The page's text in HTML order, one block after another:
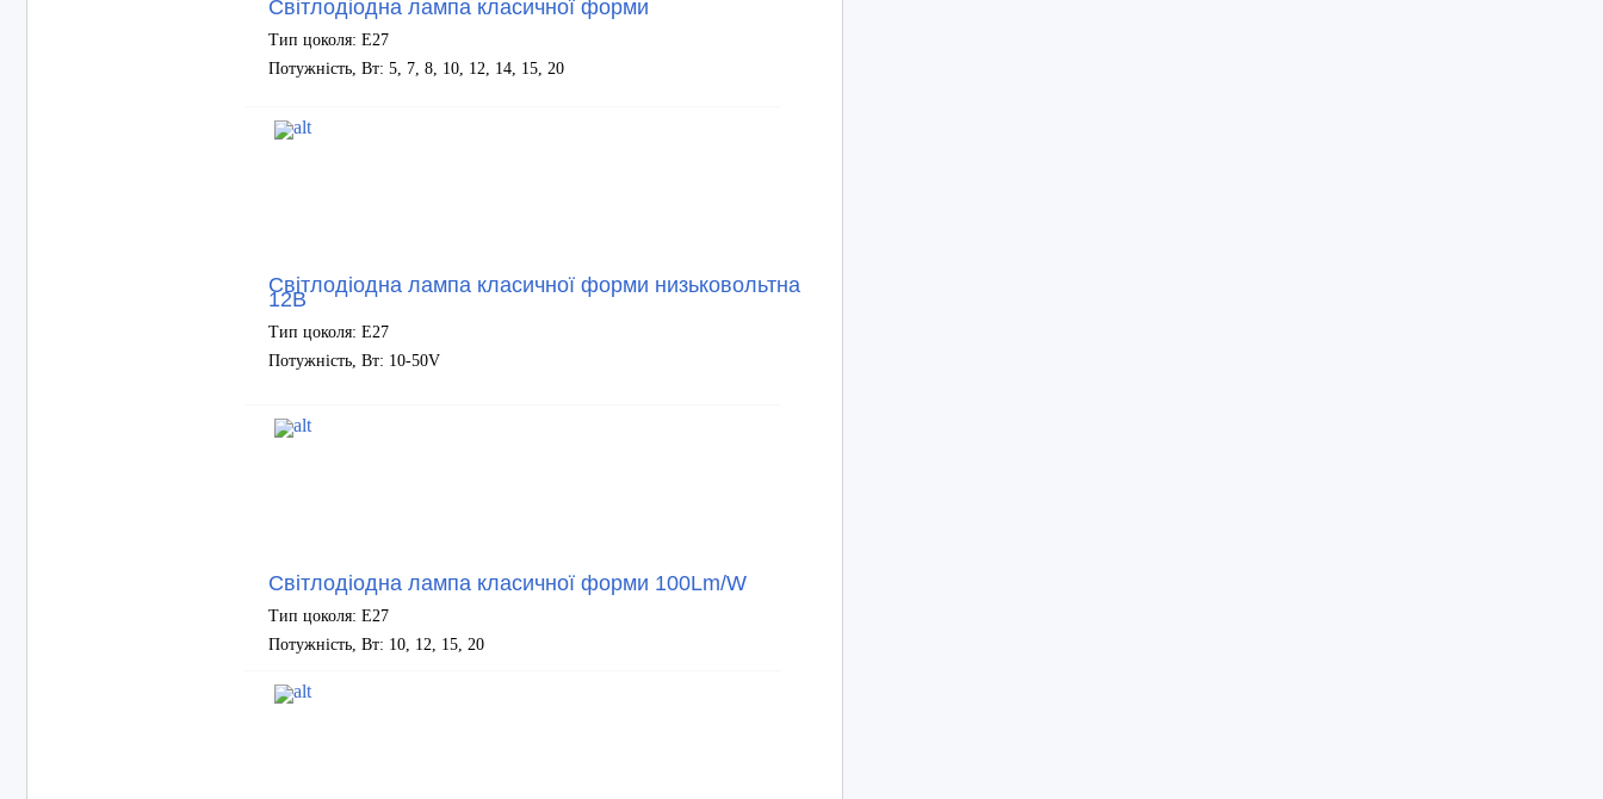
Світлодіодна лампа класичної форми
Тип цоколя: Е27
Потужність, Вт: 5, 7, 8, 10, 12, 14, 15, 20
Світлодіодна лампа класичної форми низьковольтна
12В
Тип цоколя: Е27
Потужність, Вт: 10-50V
Світлодіодна лампа класичної форми 100Lm/W
Тип цоколя: Е27
Потужність, Вт: 10, 12, 15, 20